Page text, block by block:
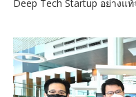
Deep Tech Startup อย่างแท้